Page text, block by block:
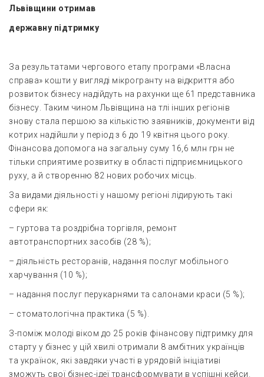
Львівщини отримав
державну підтримку
За результатами чергового етапу програми «Власна
справа» кошти у вигляді мікрогранту на відкриття або
розвиток бізнесу надійдуть на рахунки ще 61 представника
бізнесу. Таким чином Львівщина на тлі інших регіонів
знову стала першою за кількістю заявників, документи від
котрих надійшли у період з 6 до 19 квітня цього року.
Фінансова допомога на загальну суму 16,6 млн грн не
тільки сприятиме розвитку в області підприємницького
руху, а й створенню 82 нових робочих місць.
За видами діяльності у нашому регіоні лідирують такі
сфери як:
– гуртова та роздрібна торгівля, ремонт
автотранспортних засобів (28 %);
– діяльність ресторанів, надання послуг мобільного
харчування (10 %);
– надання послуг перукарнями та салонами краси (5 %);
– стоматологічна практика (5 %).
З-поміж молоді віком до 25 років фінансову підтримку для
старту у бізнес у цій хвилі отримали 8 амбітних українців
та українок, які завдяки участі в урядовій ініціативі
зможуть свої бізнес-ідеї трансформувати в успішні кейси.